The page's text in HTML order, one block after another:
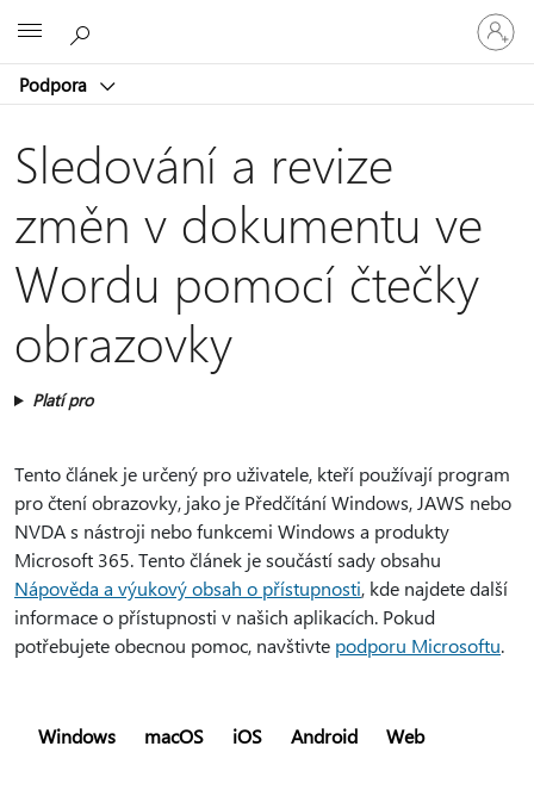
Podpora
Přihlaste
se
ke
účtu
Sledování a revize
změn v dokumentu ve
Wordu pomocí čtečky
obrazovky
Platí pro
Tento článek je určený pro uživatele, kteří používají program
pro čtení obrazovky, jako je Předčítání Windows, JAWS nebo
NVDA s nástroji nebo funkcemi Windows a produkty
Microsoft 365. Tento článek je součástí sady obsahu
Nápověda a výukový obsah o přístupnosti, kde najdete další
informace o přístupnosti v našich aplikacích. Pokud
potřebujete obecnou pomoc, navštivte podporu Microsoftu.
Windows macOS iOS Android Web